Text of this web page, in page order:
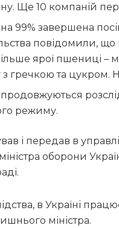
Ще 10 компаній
на 99% завершена
повідомили, що
ярої пшениці –
з гречкою та цукром.
продовжуються
режиму.
і передав в
оборони
в Україні
міністра.